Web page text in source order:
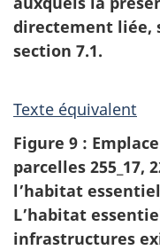
directement liée,
section 7.1.
Texte équivalent
Figure 9 :
parcelles 255_17,
l’habitat
L’habitat
infrastructures